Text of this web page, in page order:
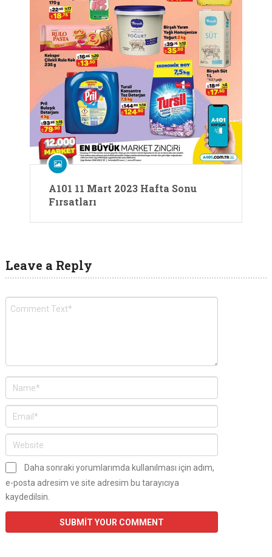
A101 11 Mart 2023 Hafta Sonu
Fırsatları
Leave a Reply
Daha sonraki yorumlarımda kullanılması için adım,
e-posta adresim ve site adresim bu tarayıcıya
kaydedilsin.